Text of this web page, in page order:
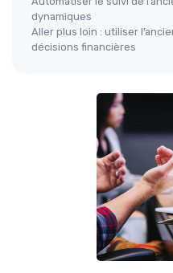
dynamiques
Aller plus loin : utiliser
décisions financières